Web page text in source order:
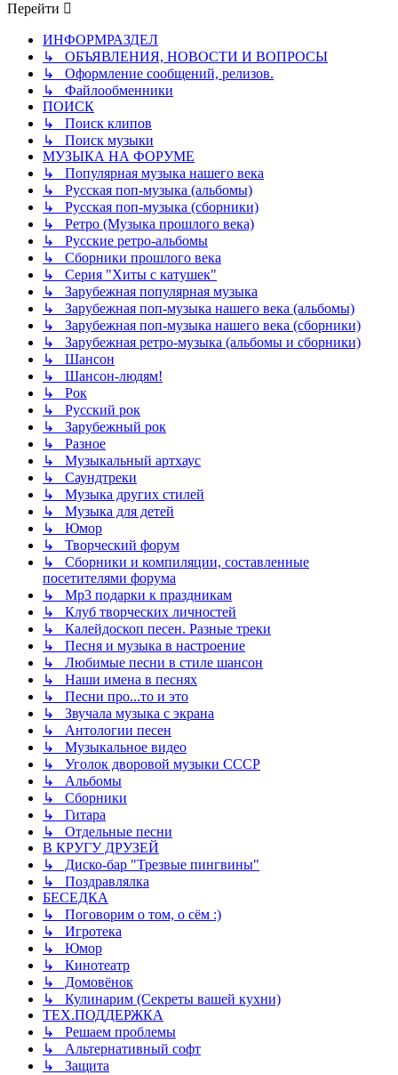
Перейти
ИНФОРМРАЗДЕЛ
↳ ОБЪЯВЛЕНИЯ, НОВОСТИ И ВОПРОСЫ
↳ Оформление сообщений, релизов.
↳ Файлообменники
ПОИСК
↳ Поиск клипов
↳ Поиск музыки
МУЗЫКА НА ФОРУМЕ
↳ Популярная музыка нашего века
↳ Русская поп-музыка (альбомы)
↳ Русская поп-музыка (сборники)
↳ Ретро (Музыка прошлого века)
↳ Русские ретро-альбомы
↳ Сборники прошлого века
↳ Серия "Хиты с катушек"
↳ Зарубежная популярная музыка
↳ Зарубежная поп-музыка нашего века (альбомы)
↳ Зарубежная поп-музыка нашего века (сборники)
↳ Зарубежная ретро-музыка (альбомы и сборники)
↳ Шансон
↳ Шансон-людям!
↳ Рок
↳ Русский рок
↳ Зарубежный рок
↳ Разное
↳ Музыкальный артхаус
↳ Саундтреки
↳ Музыка других стилей
↳ Музыка для детей
↳ Юмор
↳ Творческий форум
↳ Сборники и компиляции, составленные
посетителями форума
↳ Mp3 подарки к праздникам
↳ Клуб творческих личностей
↳ Калейдоскоп песен. Разные треки
↳ Песня и музыка в настроение
↳ Любимые песни в стиле шансон
↳ Наши имена в песнях
↳ Песни про...то и это
↳ Звучала музыка с экрана
↳ Антологии песен
↳ Музыкальное видео
↳ Уголок дворовой музыки СССР
↳ Альбомы
↳ Сборники
↳ Гитара
↳ Отдельные песни
В КРУГУ ДРУЗЕЙ
↳ Диско-бар "Трезвые пингвины"
↳ Поздравлялка
БЕСЕДКА
↳ Поговорим о том, о сём :)
↳ Игротека
↳ Юмор
↳ Кинотеатр
↳ Домовёнок
↳ Кулинарим (Секреты вашей кухни)
ТЕХ.ПОДДЕРЖКА
↳ Решаем проблемы
↳ Альтернативный софт
↳ Защита